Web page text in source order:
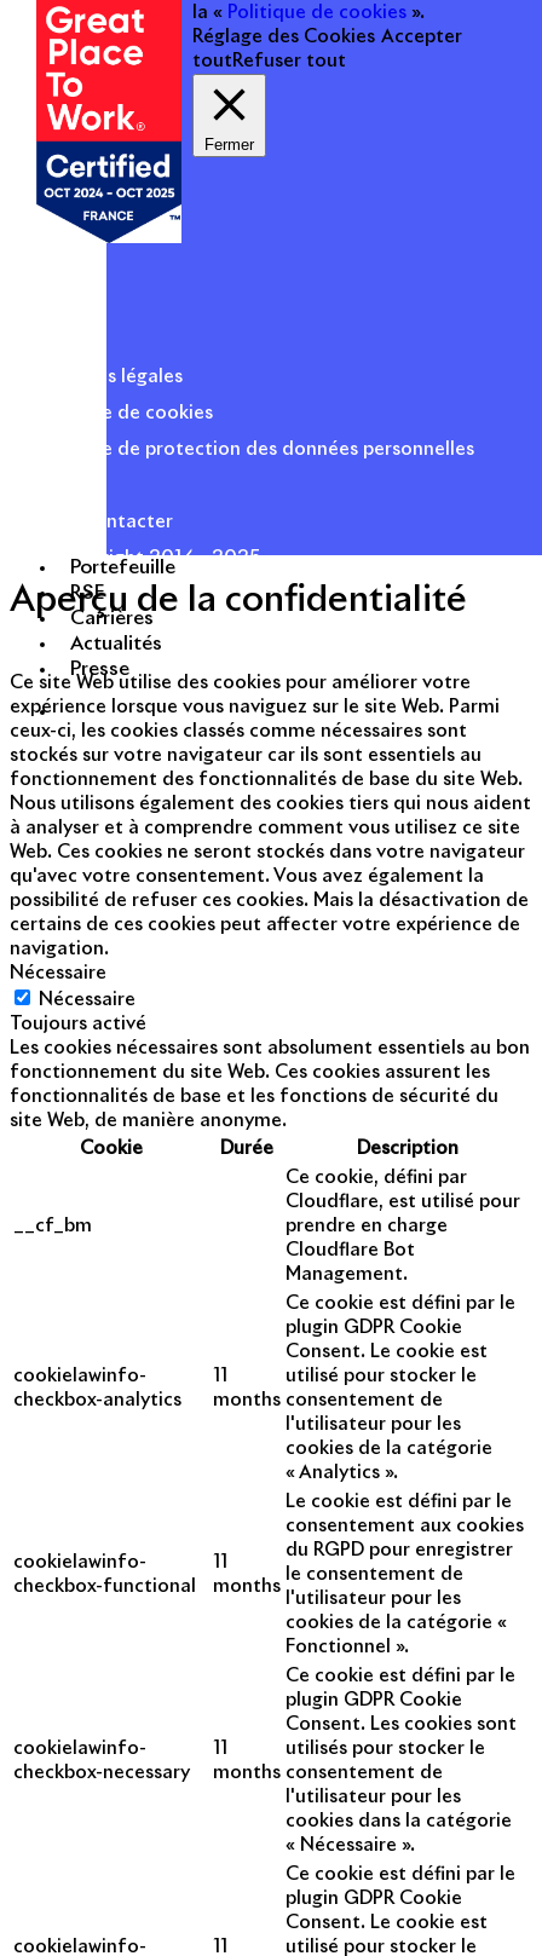
Portefeuille
RSE
Carrières
Actualités
Presse
Mentions légales
Politique de cookies
Politique de protection des données personnelles
Nous contacter
© Copyright 2014 - 2025
la « Politique de cookies ».
Réglage des Cookies Accepter
tout Refuser tout
Fermer
Aperçu de la confidentialité
Ce site Web utilise des cookies pour améliorer votre
expérience lorsque vous naviguez sur le site Web. Parmi
ceux-ci, les cookies classés comme nécessaires sont
stockés sur votre navigateur car ils sont essentiels au
fonctionnement des fonctionnalités de base du site Web.
Nous utilisons également des cookies tiers qui nous aident
à analyser et à comprendre comment vous utilisez ce site
Web. Ces cookies ne seront stockés dans votre navigateur
qu'avec votre consentement. Vous avez également la
possibilité de refuser ces cookies. Mais la désactivation de
certains de ces cookies peut affecter votre expérience de
navigation.
Nécessaire
Nécessaire
Toujours activé
Les cookies nécessaires sont absolument essentiels au bon
fonctionnement du site Web. Ces cookies assurent les
fonctionnalités de base et les fonctions de sécurité du
site Web, de manière anonyme.
Cookie
Durée Description
__cf_bm
Ce cookie, défini par
Cloudflare, est utilisé pour
prendre en charge
Cloudflare Bot
Management.
cookielawinfo-
checkbox-analytics
months
Ce cookie est défini par le
plugin GDPR Cookie
Consent. Le cookie est
utilisé pour stocker le
consentement de
l'utilisateur pour les
cookies de la catégorie
« Analytics ».
cookielawinfo-
checkbox-functional
months
Le cookie est défini par le
consentement aux cookies
du RGPD pour enregistrer
le consentement de
l'utilisateur pour les
cookies de la catégorie «
Fonctionnel ».
cookielawinfo-
checkbox-necessary
months
Ce cookie est défini par le
plugin GDPR Cookie
Consent. Les cookies sont
utilisés pour stocker le
consentement de
l'utilisateur pour les
cookies dans la catégorie
« Nécessaire ».
cookielawinfo-
Ce cookie est défini par le
plugin GDPR Cookie
Consent. Le cookie est
utilisé pour stocker le